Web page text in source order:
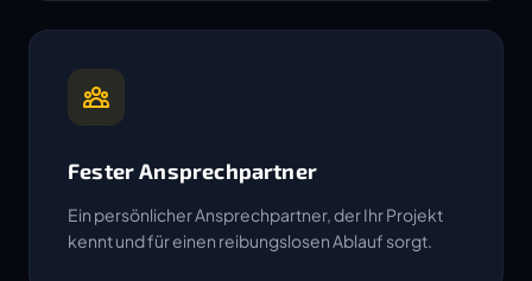
Fester Ansprechpartner
Ein persönlicher Ansprechpartner, der Ihr Projekt
kennt und für einen reibungslosen Ablauf sorgt.